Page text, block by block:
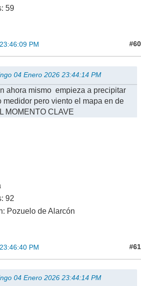
59
PM #60
04 Enero 2026 23:44:14 PM
ahora mismo empieza a precipitar
medidor pero viento el mapa en de
MOMENTO CLAVE
92
Pozuelo de Alarcón
PM #61
04 Enero 2026 23:44:14 PM